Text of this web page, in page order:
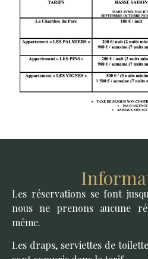
Les réservations se font
nous ne prenons aucune
même.
Les draps, serviettes de